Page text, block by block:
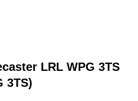
LRL WPG 3TS
3TS)